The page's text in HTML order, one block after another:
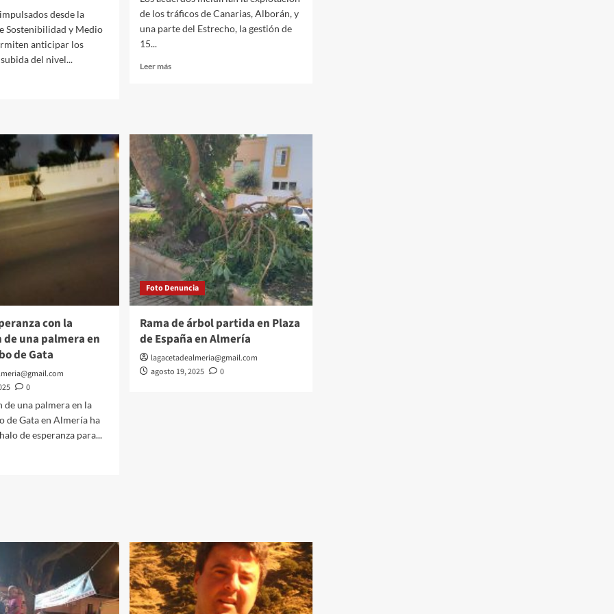
desde la
Sostenibilidad y Medio
anticipar los
del nivel...
de los tráficos de Canarias, Alborán, y
una parte del Estrecho, la gestión de
15...
Leer másLeer
para
la
adquisición
de
naviera
Armas
Trasmediterránea
con la
una palmera en
de Gata
0
de una palmera en la
de Gata en Almería ha
de esperanza para...
Foto Denuncia
Rama de árbol partida en Plaza
de España en Almería
lagacetadealmeria@gmail.com
agosto 19, 2025
0